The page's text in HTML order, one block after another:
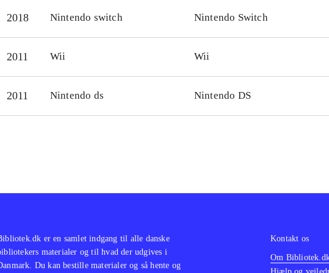
Blob-spil kun kom til den teknisk set underlegne konsol, også
2018 Nintendo switch Nintendo Switch
2011 Wii Wii
2011 Nintendo ds Nintendo DS
er en samlet indgang til alle danske
materialer og til hvad der udgives i
Du kan bestille materialer og så hente og
Kontakt os
Om